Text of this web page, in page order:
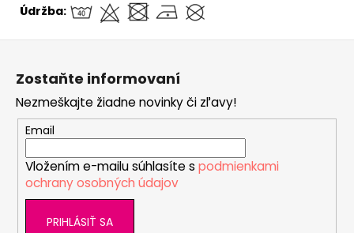
Údržba:
Zostaňte informovaní
Nezmeškajte žiadne novinky či zľavy!
Email
Vložením e-mailu súhlasíte s podmienkami
ochrany osobných údajov
PRIHLÁSIŤ SA